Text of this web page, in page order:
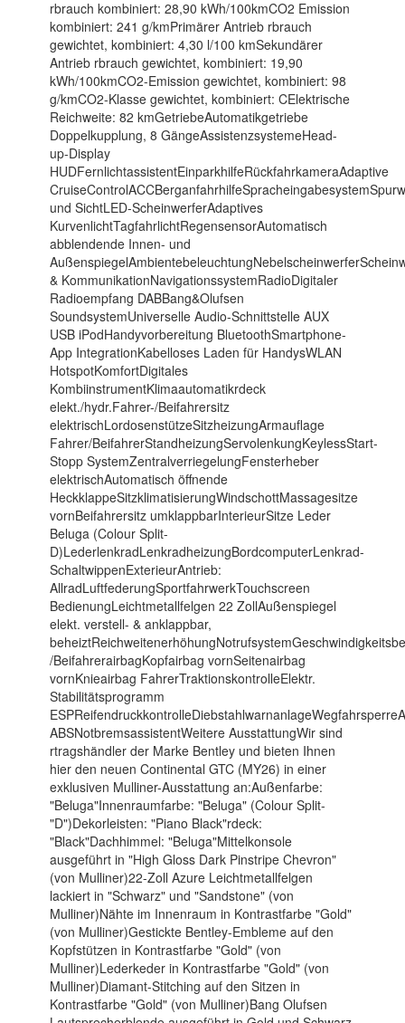
rbrauch kombiniert: 28,90 kWh/100kmCO2 Emission
kombiniert: 241 g/kmPrimärer Antrieb rbrauch
gewichtet, kombiniert: 4,30 l/100 kmSekundärer
Antrieb rbrauch gewichtet, kombiniert: 19,90
kWh/100kmCO2-Emission gewichtet, kombiniert: 98
g/kmCO2-Klasse gewichtet, kombiniert: CElektrische
Reichweite: 82 kmGetriebeAutomatikgetriebe
Doppelkupplung, 8 GängeAssistenzsystemeHead-
up-Display
HUDFernlichtassistentEinparkhilfeRückfahrkameraAdaptive
und SichtLED-ScheinwerferAdaptives
KurvenlichtTagfahrlichtRegensensorAutomatisch
abblendende Innen- und
& KommunikationNavigationssystemRadioDigitaler
Radioempfang DABBang&Olufsen
SoundsystemUniverselle Audio-Schnittstelle AUX
USB iPodHandyvorbereitung BluetoothSmartphone-
App IntegrationKabelloses Laden für HandysWLAN
HotspotKomfortDigitales
KombiinstrumentKlimaautomatikrdeck
elekt./hydr.Fahrer-/Beifahrersitz
elektrischLordosenstützeSitzheizungArmauflage
Fahrer/BeifahrerStandheizungServolenkungKeylessStart-
Stopp SystemZentralverriegelungFensterheber
elektrischAutomatisch öffnende
HeckklappeSitzklimatisierungWindschottMassagesitze
vornBeifahrersitz umklappbarInterieurSitze Leder
Beluga (Colour Split-
D)LederlenkradLenkradheizungBordcomputerLenkrad-
SchaltwippenExterieurAntrieb:
AllradLuftfederungSportfahrwerkTouchscreen
BedienungLeichtmetallfelgen 22 ZollAußenspiegel
elekt. verstell- & anklappbar,
/BeifahrerairbagKopfairbag vornSeitenairbag
vornKnieairbag FahrerTraktionskontrolleElektr.
Stabilitätsprogramm
ABSNotbremsassistentWeitere AusstattungWir sind
rtragshändler der Marke Bentley und bieten Ihnen
hier den neuen Continental GTC (MY26) in einer
exklusiven Mulliner-Ausstattung an:Außenfarbe:
"Beluga"Innenraumfarbe: "Beluga" (Colour Split-
"D")Dekorleisten: "Piano Black"rdeck:
"Black"Dachhimmel: "Beluga"Mittelkonsole
ausgeführt in "High Gloss Dark Pinstripe Chevron"
(von Mulliner)22-Zoll Azure Leichtmetallfelgen
lackiert in "Schwarz" und "Sandstone" (von
Mulliner)Nähte im Innenraum in Kontrastfarbe "Gold"
(von Mulliner)Gestickte Bentley-Embleme auf den
Kopfstützen in Kontrastfarbe "Gold" (von
Mulliner)Lederkeder in Kontrastfarbe "Gold" (von
Mulliner)Diamant-Stitching auf den Sitzen in
Kontrastfarbe "Gold" (von Mulliner)Bang Olufsen